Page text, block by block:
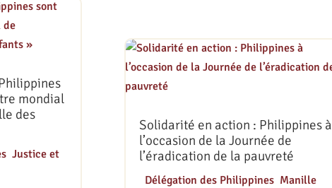
mondial
des
,Justice et
Solidarité en action : Philippines à
l’occasion de la Journée de
l’éradication de la pauvreté
Délégation des Philippines, Manille